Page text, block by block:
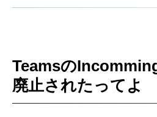
Teamsの
廃止されたってよ